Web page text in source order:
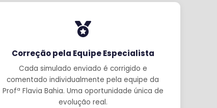
Correção pela Equipe Especialista
Cada simulado enviado é corrigido e
comentado individualmente pela equipe da
Profª Flavia Bahia. Uma oportunidade única de
evolução real.